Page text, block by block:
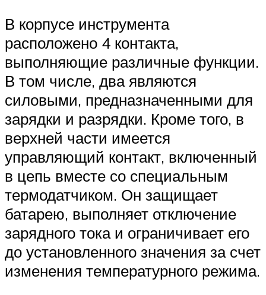
В корпусе инструмента
расположено 4 контакта,
выполняющие различные функции.
В том числе, два являются
силовыми, предназначенными для
зарядки и разрядки. Кроме того, в
верхней части имеется
управляющий контакт, включенный
в цепь вместе со специальным
термодатчиком. Он защищает
батарею, выполняет отключение
зарядного тока и ограничивает его
до установленного значения за счет
изменения температурного режима.